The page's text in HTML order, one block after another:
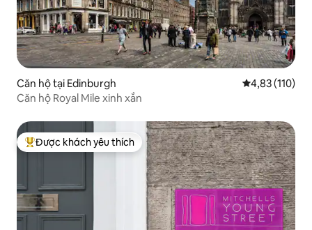
Căn hộ tại Edinburgh Xếp hạng
4,83 (110)
Căn hộ Royal Mile xinh xắn
Được khách yêu thích nhất
Được khách yêu thích